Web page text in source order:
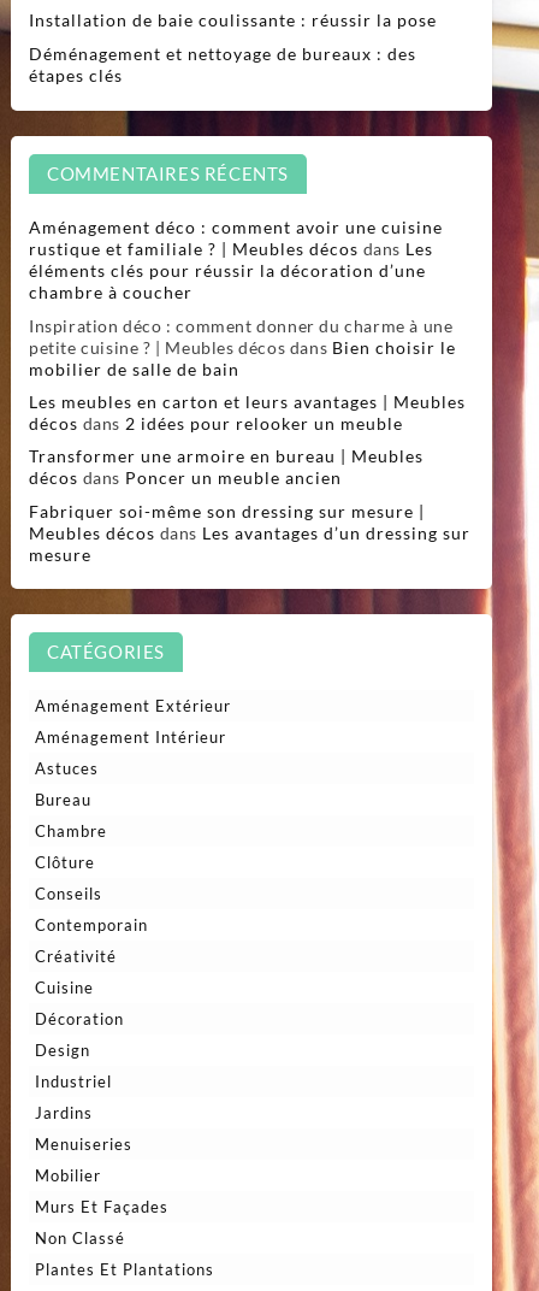
Installation de baie coulissante : réussir la pose
Déménagement et nettoyage de bureaux : des
étapes clés
COMMENTAIRES RÉCENTS
Aménagement déco : comment avoir une cuisine
rustique et familiale ? | Meubles décos dans Les
éléments clés pour réussir la décoration d’une
chambre à coucher
Inspiration déco : comment donner du charme à une
petite cuisine ? | Meubles décos dans Bien choisir le
mobilier de salle de bain
Les meubles en carton et leurs avantages | Meubles
décos dans 2 idées pour relooker un meuble
Transformer une armoire en bureau | Meubles
décos dans Poncer un meuble ancien
Fabriquer soi-même son dressing sur mesure |
Meubles décos dans Les avantages d’un dressing sur
mesure
CATÉGORIES
Aménagement Extérieur
Aménagement Intérieur
Astuces
Bureau
Chambre
Clôture
Conseils
Contemporain
Créativité
Cuisine
Décoration
Design
Industriel
Jardins
Menuiseries
Mobilier
Murs Et Façades
Non Classé
Plantes Et Plantations